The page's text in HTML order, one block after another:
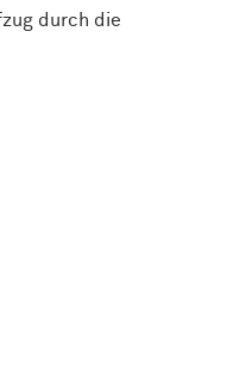
durch die